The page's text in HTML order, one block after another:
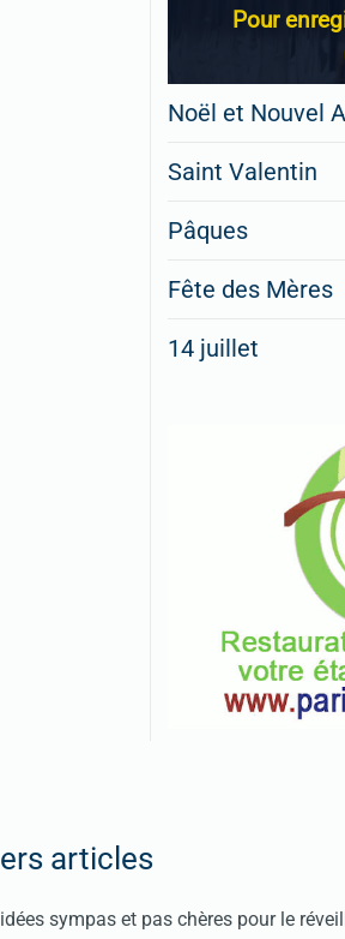
Pour
Noël et Nouvel
Saint Valentin
Pâques
Fête des Mères
14 juillet
articles
sympas et pas chères pour le